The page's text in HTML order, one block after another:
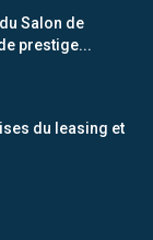
Salon de
prestige...
du leasing et